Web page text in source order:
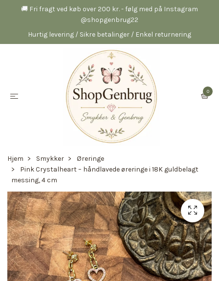
🚚 Fri fragt ved køb over 200 kr. - følg med på Instagram
@shopgenbrug22
Hurtig levering / Sikre betalinger / Enkel returnering
0
Hjem Smykker
Øreringe
Pink Crystalheart – håndlavede øreringe i 18K guldbelagt
messing, 4 cm